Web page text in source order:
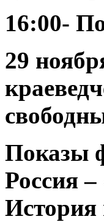
16:00-
29
Показы
Россия
История